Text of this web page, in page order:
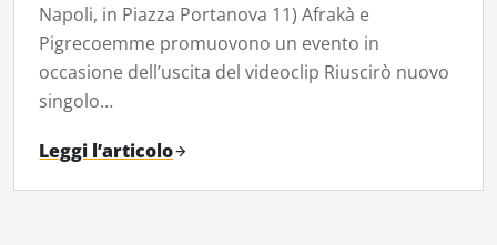
Napoli, in Piazza Portanova 11) Afrakà e
Pigrecoemme promuovono un evento in
occasione dell’uscita del videoclip Riuscirò nuovo
singolo…
Leggi l’articolo